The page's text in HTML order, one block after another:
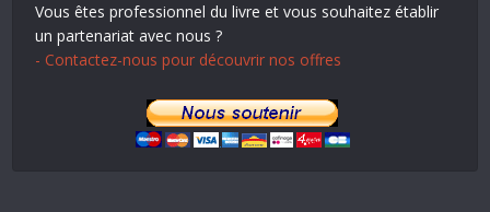
Vous êtes professionnel du livre et vous souhaitez établir
un partenariat avec nous ?
- Contactez-nous pour découvrir nos offres